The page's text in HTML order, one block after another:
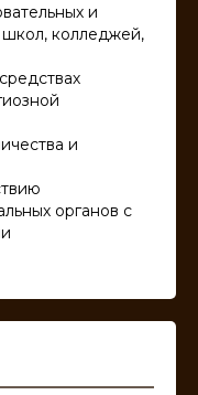
и
школ, колледжей,
и
органов с